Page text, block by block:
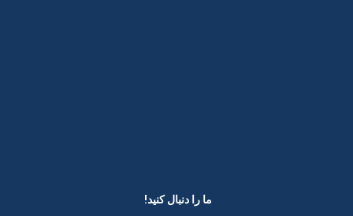
ما را دنبال کنید! ​